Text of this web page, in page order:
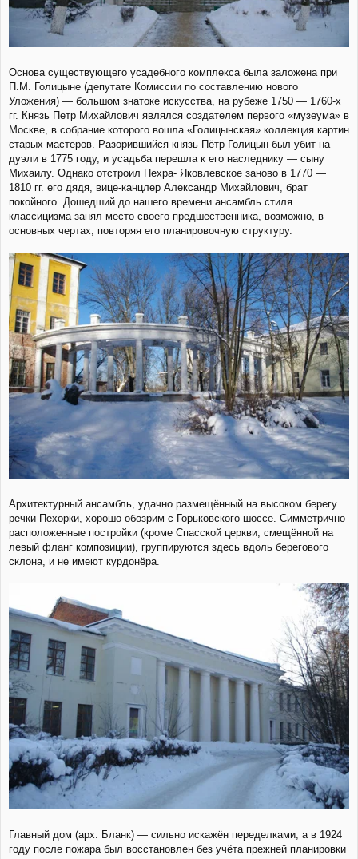
Основа существующего усадебного комплекса была заложена при
П.М. Голицыне (депутате Комиссии по составлению нового
Уложения) — большом знатоке искусства, на рубеже 1750 — 1760-х
гг. Князь Петр Михайлович являлся создателем первого «музеума» в
Москве, в собрание которого вошла «Голицынская» коллекция картин
старых мастеров. Разорившийся князь Пётр Голицын был убит на
дуэли в 1775 году, и усадьба перешла к его наследнику — сыну
Михаилу. Однако отстроил Пехра- Яковлевское заново в 1770 —
1810 гг. его дядя, вице-канцлер Александр Михайлович, брат
покойного. Дошедший до нашего времени ансамбль стиля
классицизма занял место своего предшественника, возможно, в
основных чертах, повторяя его планировочную структуру.
Архитектурный ансамбль, удачно размещённый на высоком берегу
речки Пехорки, хорошо обозрим с Горьковского шоссе. Симметрично
расположенные постройки (кроме Спасской церкви, смещённой на
левый фланг композиции), группируются здесь вдоль берегового
склона, и не имеют курдонёра.
Главный дом (арх. Бланк) — сильно искажён переделками, а в 1924
году после пожара был восстановлен без учёта прежней планировки